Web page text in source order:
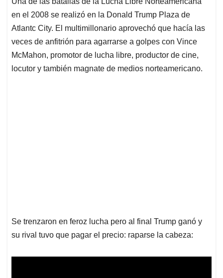
s
A
p
p
b
o
o
k
e
d
I
n
l
a
d
s
en el 2008 se realizó en la Donald Trump Plaza de
Atlantc City. El multimillonario aprovechó que hacía las
veces de anfitrión para agarrarse a golpes con Vince
McMahon, promotor de lucha libre, productor de cine,
locutor y también magnate de medios norteamericano.
Se trenzaron en feroz lucha pero al final Trump ganó y
su rival tuvo que pagar el precio: raparse la cabeza: